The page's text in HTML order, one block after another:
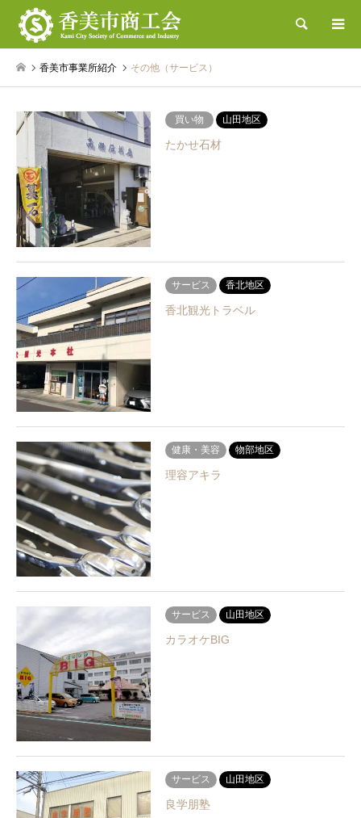
検索
香美市事業所紹介 その他（サービス）
買い物 山田地区
たかせ石材
サービス 香北地区
香北観光トラベル
健康・美容 物部地区
理容アキラ
サービス 山田地区
カラオケBIG
サービス 山田地区
良学朋塾